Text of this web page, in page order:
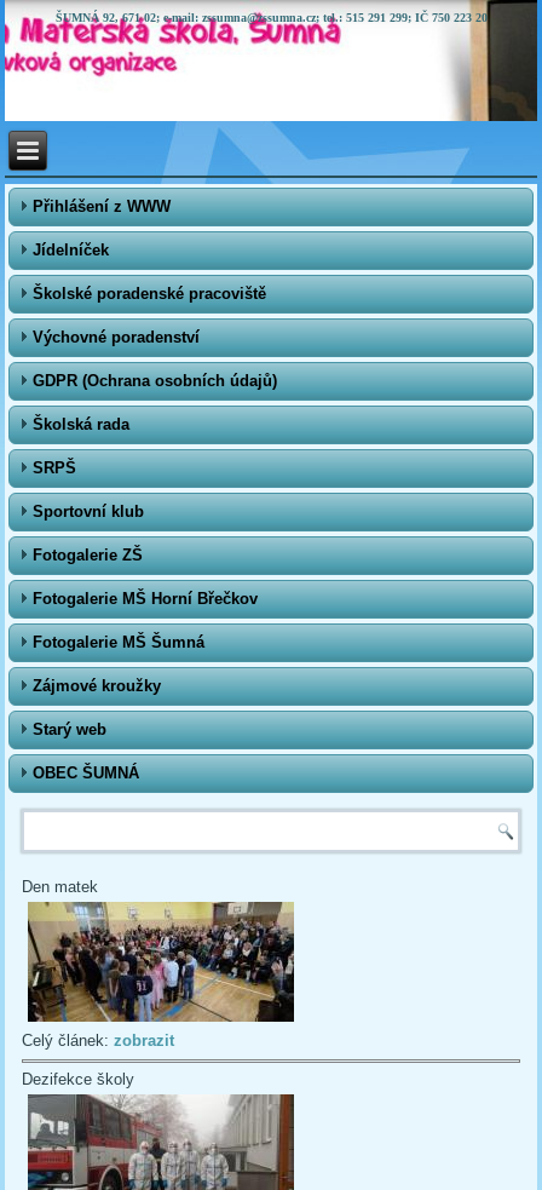
ŠUMNÁ 92, 671 02; e-mail: zssumna@zssumna.cz; tel.: 515 291 299; IČ 750 223 20
Přihlášení z WWW
Jídelníček
Školské poradenské pracoviště
Výchovné poradenství
GDPR (Ochrana osobních údajů)
Školská rada
SRPŠ
Sportovní klub
Fotogalerie ZŠ
Fotogalerie MŠ Horní Břečkov
Fotogalerie MŠ Šumná
Zájmové kroužky
Starý web
OBEC ŠUMNÁ
Vyhledávání
Den matek
Celý článek:zobrazit
Dezifekce školy